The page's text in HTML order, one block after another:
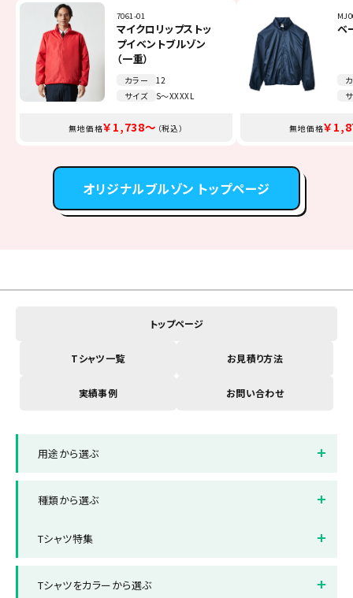
7061-01
マイクロリップストッ
プイベントブルゾン
（一重）
カラー
12
サイズ
S～XXXXL
無地価格￥1,738～ （税込）
ベ
無地価格￥
オリジナルブルゾン トップページ
00141-NVP
5.8オンスT／Cポロシ
ャツ（ポケット無し）
カラー
11
サイズ
SS～5L
無地価格￥1,100～ （税込） 無地価格￥
00216-MLH
8.4オンス フーデッ
ドライトパーカー
カラー
16
サイズ
100～2XL
無地価格￥2,035～ （税込） 無地価格￥
FB4510U
オックスフォード長袖
シャツ
カラー
13
サイズ
SS～4L
無地価格￥3,245～ （税込）
オ
無地価格￥
00700-EVM
イベントメッシュキャ
ップ
カラー
51
サイズ
F～JL
無地価格￥308～（税込）
リ
無地価格￥
TCA-014
Beeエプロン
カラー
7
サイズ
F
無地価格￥1,375～ （税込）
ミ
無地価格￥
トップページ
Tシャツ一覧 お見積り方法
実績事例 お問い合わせ
用途から選ぶ
クラスTシャツ
種類から選ぶ
半袖Tシャツ
レディースサイズTシャツ
Tシャツ特集
ツ
Tシャツをカラーから選ぶ